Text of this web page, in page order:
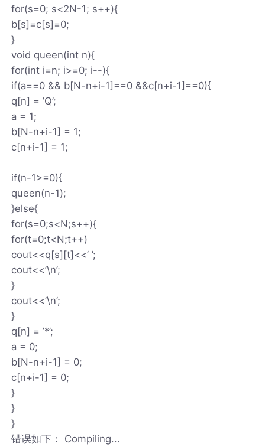
for(s=0; s<2N-1; s++){
b[s]=c[s]=0;
}
void queen(int n){
for(int i=n; i>=0; i--){
if(a==0 && b[N-n+i-1]==0 &&c[n+i-1]==0){
q[n] = ’Q’;
a = 1;
b[N-n+i-1] = 1;
c[n+i-1] = 1;
if(n-1>=0){
queen(n-1);
}else{
for(s=0;s<N;s++){
for(t=0;t<N;t++)
cout<<q[s][t]<<’ ’;
cout<<’\n’;
}
cout<<’\n’;
}
q[n] = ’*’;
a = 0;
b[N-n+i-1] = 0;
c[n+i-1] = 0;
}
}
}
错误如下： Compiling...